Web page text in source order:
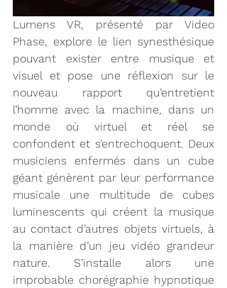
Lumens VR, présenté par Video
Phase, explore le lien synesthésique
pouvant exister entre musique et
visuel et pose une réflexion sur le
nouveau rapport qu’entretient
l’homme avec la machine, dans un
monde où virtuel et réel se
confondent et s’entrechoquent. Deux
musiciens enfermés dans un cube
géant génèrent par leur performance
musicale une multitude de cubes
luminescents qui créent la musique
au contact d’autres objets virtuels, à
la manière d’un jeu vidéo grandeur
nature. S’installe alors une
improbable chorégraphie hypnotique